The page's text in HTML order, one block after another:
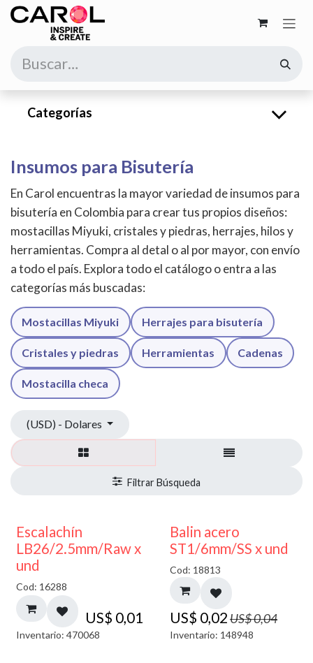
Ir al contenido
Categorías
Insumos para Bisutería
En Carol encuentras la mayor variedad de insumos para
bisutería en Colombia para crear tus propios diseños:
mostacillas Miyuki, cristales y piedras, herrajes, hilos y
herramientas. Compra al detal o al por mayor, con envío
a todo el país. Explora todo el catálogo o entra a las
categorías más buscadas:
Mostacillas Miyuki Herrajes para bisutería
Cristales y piedras Herramientas Cadenas
Mostacilla checa
(USD) - Dolares
Escalachín
LB26/2.5mm/Raw x
und
Cod: 16288
US$ 0,01
Inventario: 470068
50% DESCUENTO
Balin acero
ST1/6mm/SS x und
Cod: 18813
US$ 0,02US$0,04
Inventario: 148948